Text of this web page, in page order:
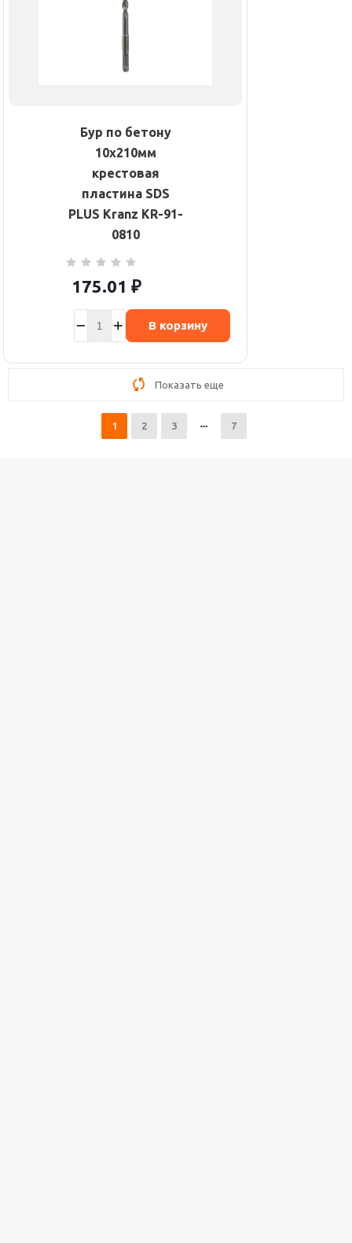
Бур по бетону
10х210мм
крестовая
пластина SDS
PLUS Kranz KR-91-
0810
175.01 ₽
В корзину
Показать еще
1 2 3 7